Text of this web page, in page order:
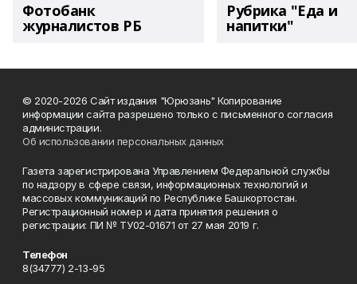
Фотобанк
журналистов РБ
Рубрика "Еда и
напитки"
© 2020-2026 Сайт издания "Юрюзань" Копирование
информации сайта разрешено только с письменного согласия
администрации.
Об использовании персональных данных
Газета зарегистрирована Управлением Федеральной службы
по надзору в сфере связи, информационных технологий и
массовых коммуникаций по Республике Башкортостан.
Регистрационный номер и дата принятия решения о
регистрации: ПИ № ТУ02-01671 от 27 мая 2019 г.
Телефон
8(34777) 2-13-95